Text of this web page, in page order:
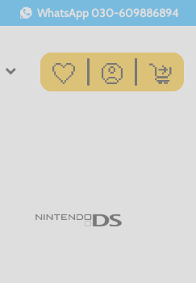
WhatsApp 030-609886894